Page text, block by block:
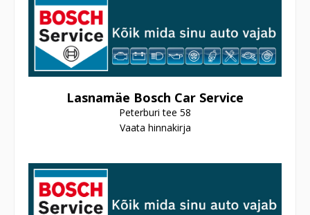
Lasnamäe Bosch Car Service
Peterburi tee 58
Vaata hinnakirja